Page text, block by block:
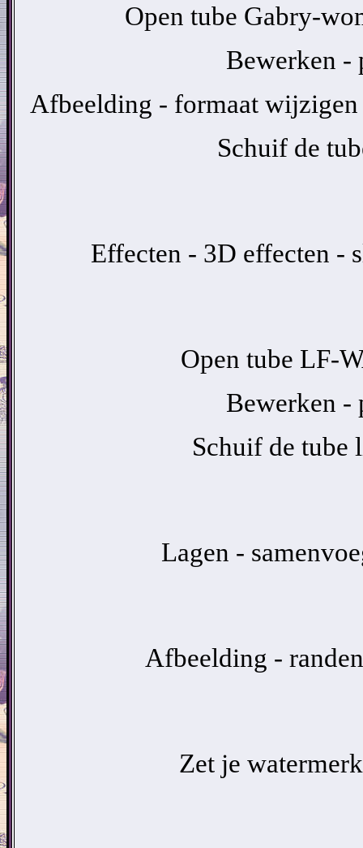
Open tube Gabry-
Bewerken -
Afbeelding - formaat
Schuif de
Effecten - 3D effecten -
Open tube LF-
Bewerken -
Schuif de tube
Lagen -
Afbeelding -
Zet je